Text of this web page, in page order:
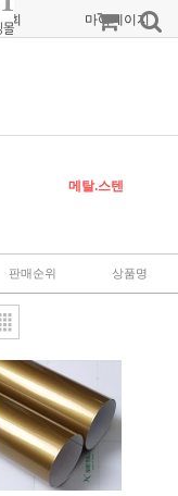
회 마이페이지
메탈.스텐
판매순위 상품명